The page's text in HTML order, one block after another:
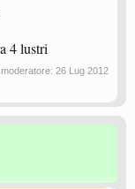
4 lustri
26 Lug 2012